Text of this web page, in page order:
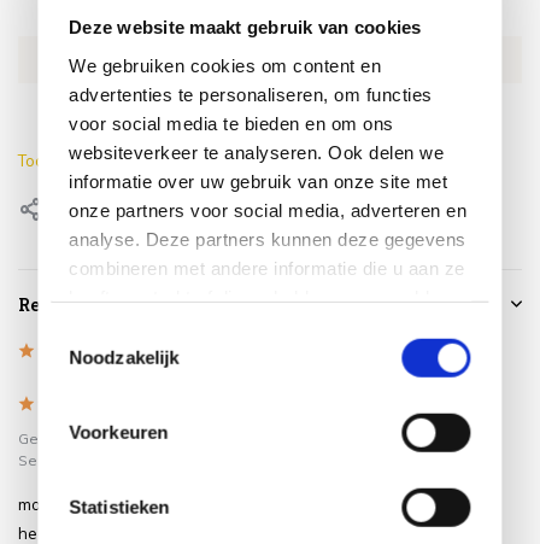
Deze website maakt gebruik van cookies
We gebruiken cookies om content en
advertenties te personaliseren, om functies
voor social media te bieden en om ons
websiteverkeer te analyseren. Ook delen we
informatie over uw gebruik van onze site met
onze partners voor social media, adverteren en
analyse. Deze partners kunnen deze gegevens
combineren met andere informatie die u aan ze
Noodzakelijk
Voorkeuren
Statistieken
EAN 0659424238393
Kleur Antraciet
Toon meer
Delen
Reviews
5/ Based on 1 reviews
Gepost door:trea koffeman
September 2024
mooie lichtvaardige stoelen zit
heerlijk gebruiken ze ook binnen